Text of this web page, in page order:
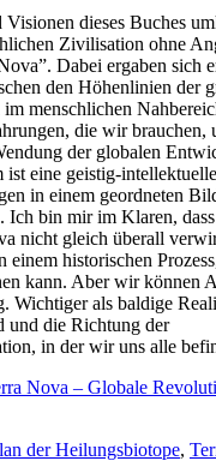
dieses Buches
Zivilisation ohne
Dabei ergaben sich
den Höhenlinien der
menschlichen
die wir brauchen,
der globalen
ist eine geistig-
in einem geordneten
Ich bin mir im Klaren,
nicht gleich überall
einem historischen
kann. Aber wir können
Wichtiger als baldige
und die Richtung der
in der wir uns alle
Nova – Globale
der Heilungsbiotope,